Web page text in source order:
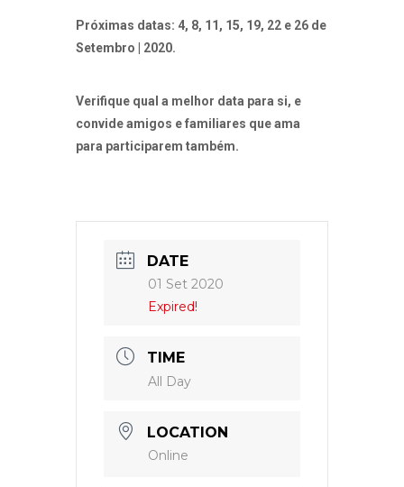
Próximas datas: 4, 8, 11, 15, 19, 22 e 26 de
Setembro | 2020.
Verifique qual a melhor data para si, e
convide amigos e familiares que ama
para participarem também.
DATE
01 Set 2020
Expired!
TIME
All Day
LOCATION
Online